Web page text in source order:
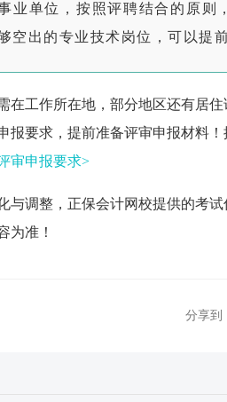
业单位，按照评聘结合的原则
空出的专业技术岗位，可以提前
在工作所在地，部分地区还有居
报要求，提前准备评审申报材料
审申报要求>
与调整，正保会计网校提供的考
为准！
分享到